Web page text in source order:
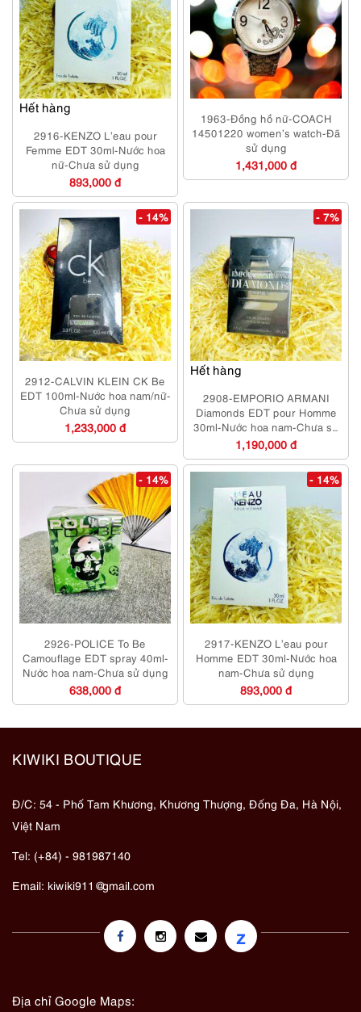
Hết hàng
2916-KENZO L’eau pour
Femme EDT 30ml-Nước hoa
nữ-Chưa sử dụng
893,000 đ
1963-Đồng hồ nữ-COACH
14501220 women’s watch-Đã
sử dụng
1,431,000 đ
- 14%
2912-CALVIN KLEIN CK Be
EDT 100ml-Nước hoa nam/nữ-
Chưa sử dụng
1,233,000 đ
Hết hàng
- 7%
2908-EMPORIO ARMANI
Diamonds EDT pour Homme
30ml-Nước hoa nam-Chưa sử
dụng
1,190,000 đ
- 14%
2926-POLICE To Be
Camouflage EDT spray 40ml-
Nước hoa nam-Chưa sử dụng
638,000 đ
- 14%
2917-KENZO L’eau pour
Homme EDT 30ml-Nước hoa
nam-Chưa sử dụng
893,000 đ
KIWIKI BOUTIQUE
Đ/C: 54 - Phố Tam Khương, Khương Thượng, Đống Đa, Hà Nội,
Việt Nam
Tel: (+84) - 981987140
Email: kiwiki911@gmail.com
z
Địa chỉ Google Maps: